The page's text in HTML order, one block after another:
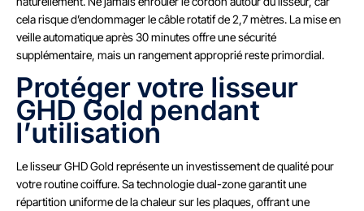
cela risque d’endommager le câble rotatif de 2,7 mètres. La mise en
veille automatique après 30 minutes offre une sécurité
supplémentaire, mais un rangement approprié reste primordial.
Protéger votre lisseur
GHD Gold pendant
l’utilisation
Le lisseur GHD Gold représente un investissement de qualité pour
votre routine coiffure. Sa technologie dual-zone garantit une
répartition uniforme de la chaleur sur les plaques, offrant une